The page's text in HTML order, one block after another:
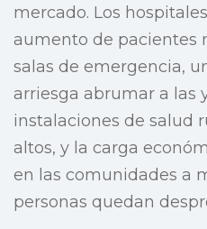
mercado. Los
aumento de pacientes
salas de emergencia,
arriesga abrumar a las
instalaciones de salud
altos, y la carga
en las comunidades a
personas quedan